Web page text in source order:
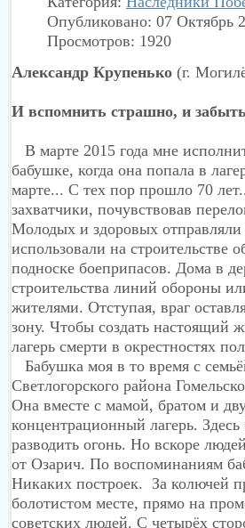
Опубликовано: 07 Октябрь
Просмотров: 1920
Александр Крупенько (г.
И вспомнить страшно, и
В марте 2015 года мне
бабушке, когда она попала в
марте... С тех пор прошло 70
захватчики, почувствовав
Молодых и здоровых
использовали на строительстве
подноске боеприпасов. Дома в
строительства линий обороны
жителями. Отступая, враг
зону. Чтобы создать настоящий
лагерь смерти в окрестностях
Бабушка моя в то время с
Светлогорского района
Она вместе с мамой, братом и
концентрационный лагерь.
разводить огонь. Но вскоре
от Озарич. По воспоминаниям
Никаких построек. За колючей
болотистом месте, прямо на
советских людей. С четырёх